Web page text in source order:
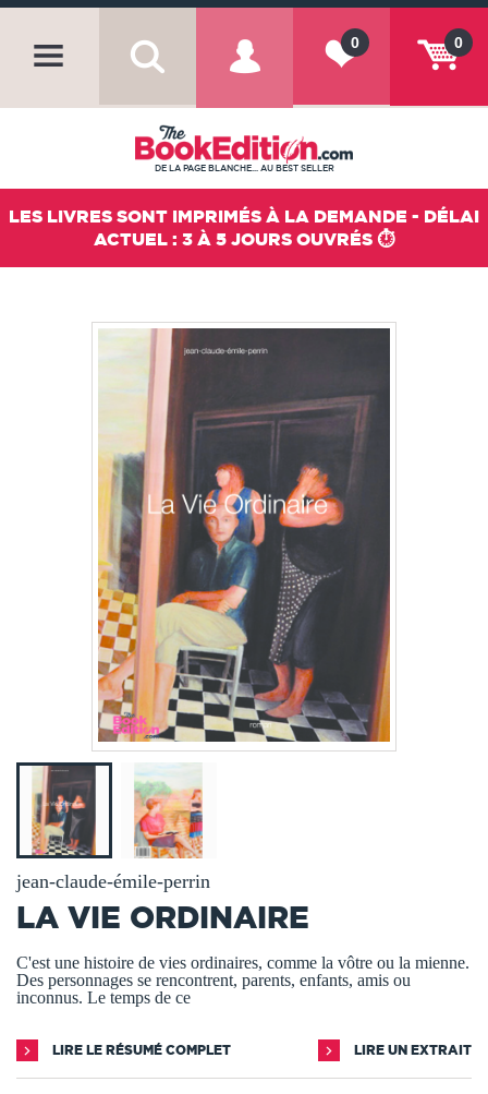
0
0
DE LA PAGE BLANCHE... AU BEST SELLER
LES LIVRES SONT IMPRIMÉS À LA DEMANDE - DÉLAI
ACTUEL : 3 À 5 JOURS OUVRÉS ⏱️
jean-claude-émile-perrin
LA VIE ORDINAIRE
C'est une histoire de vies ordinaires, comme la vôtre ou la mienne.
Des personnages se rencontrent, parents, enfants, amis ou
inconnus. Le temps de ce
LIRE LE RÉSUMÉ COMPLET LIRE UN EXTRAIT